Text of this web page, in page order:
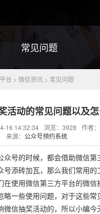
常见问题
台 > 微信资讯 > 常见问题
活动的常见问题以及
16 14:32:34 浏览： 3928 作者：
来源： 公众号预约系统
众号的时候，都会借助微信第
号添砖加瓦，那么我们常用的
在使用微信第三方平台的微信
略一些使用问题，对于这些常
微信抽奖活动的，所以小编今